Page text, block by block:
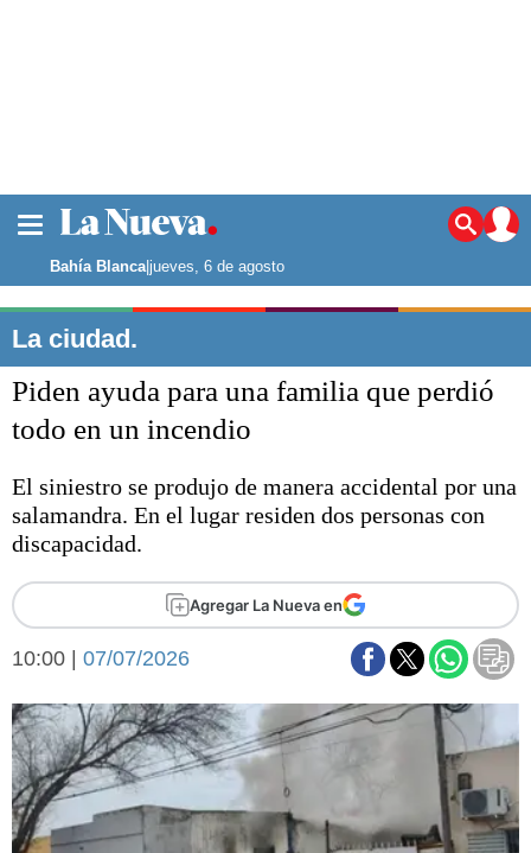
Noticias
La ciudad
Punta Alta
El mundo
Deportes
Escenario Olímpico
Liga del Sur
Fútbol
Federal A
Arte y cultura
Economía y campo
Economía y finanzas
Con el campo
Espacio empresas
Sociedad y tiempo
libre
Sociedad
Tecnología
Bahía Blanca|jueves, 6 de agosto
La ciudad.
Piden ayuda para una familia que perdió
todo en un incendio
El siniestro se produjo de manera accidental por una
salamandra. En el lugar residen dos personas con
discapacidad.
Agregar La Nueva en
10:00 | 07/07/2026